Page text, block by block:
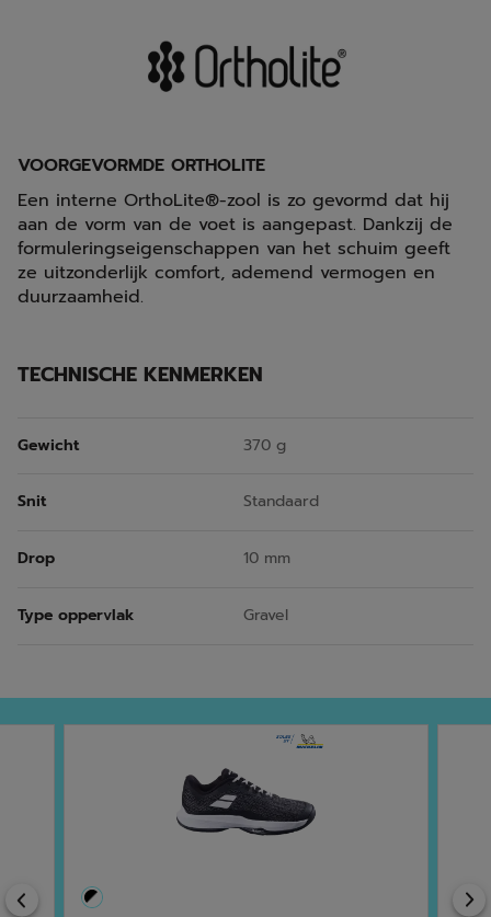
VOORGEVORMDE ORTHOLITE
Een interne OrthoLite®-zool is zo gevormd dat hij
aan de vorm van de voet is aangepast. Dankzij de
formuleringseigenschappen van het schuim geeft
ze uitzonderlijk comfort, ademend vermogen en
duurzaamheid.
TECHNISCHE KENMERKEN
Gewicht 370 g
Snit Standaard
Drop 10 mm
Type oppervlak Gravel
Previous